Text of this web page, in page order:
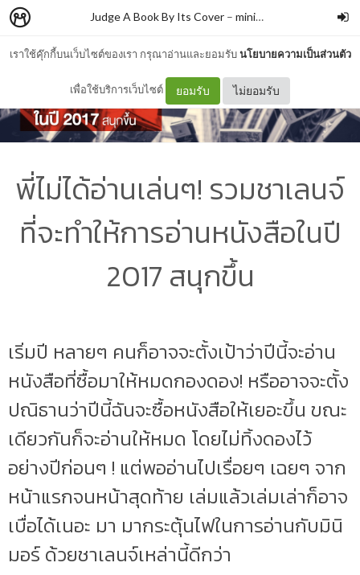
เราใช้คุ๊กกี้บนเว็บไซต์ของเรา กรุณาอ่านและยอมรับนโยบายความเป็นส่วนตัว
เพื่อใช้บริการเว็บไซต์ ยอมรับ ไม่ยอมรับ
Judge A Book By Its Cover – minimore
พี่ไม่ได้อ่านเล่นๆ! รวมชาเลนจ์
ที่จะทำให้การอ่านหนังสือในปี
2017 สนุกขึ้น
เริ่มปี หลายๆ คนก็อาจจะตั้งเป้าว่าปีนี้จะอ่าน
หนังสือที่ซื้อมาให้หมดกองดอง! หรืออาจจะตั้ง
ปณิธานว่าปีนี้ฉันจะซื้อหนังสือให้เยอะขึ้น ขณะ
เดียวกันก็จะอ่านให้หมด โดยไม่ทิ้งดองไว้
อย่างปีก่อนๆ ! แต่พออ่านไปเรื่อยๆ เฉยๆ จาก
หน้าแรกจนหน้าสุดท้าย เล่มแล้วเล่มเล่าก็อาจ
เบื่อได้เนอะ มา มากระตุ้นไฟในการอ่านกับมินิ
มอร์ ด้วยชาเลนจ์เหล่านี้ดีกว่า